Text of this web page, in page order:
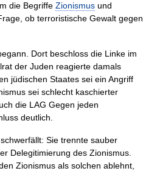
die BegriffeZionismus und
ob terroristische Gewalt gegen
Dort beschloss die Linke im
der Juden reagierte damals
jüdischen Staates sei ein Angriff
sei schlecht kaschierter
die LAG Gegen jeden
deutlich.
Sie trennte sauber
Delegitimierung des Zionismus.
Zionismus als solchen ablehnt,